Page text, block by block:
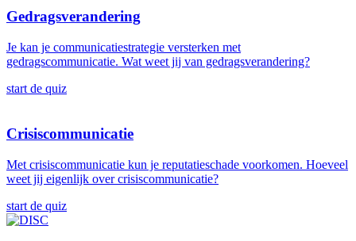
Gedragsverandering
Je kan je communicatiestrategie versterken met
gedragscommunicatie. Wat weet jij van gedragsverandering?
start de quiz
Crisiscommunicatie
Met crisiscommunicatie kun je reputatieschade voorkomen. Hoeveel
weet jij eigenlijk over crisiscommunicatie?
start de quiz